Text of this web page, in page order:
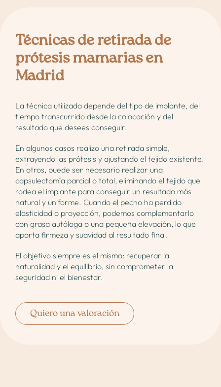
Técnicas de retirada de
prótesis mamarias en
Madrid
La técnica utilizada depende del tipo de implante, del
tiempo transcurrido desde la colocación y del
resultado que desees conseguir.
En algunos casos realizo una retirada simple,
extrayendo las prótesis y ajustando el tejido existente.
En otros, puede ser necesario realizar una
capsulectomía parcial o total, eliminando el tejido que
rodea el implante para conseguir un resultado más
natural y uniforme. Cuando el pecho ha perdido
elasticidad o proyección, podemos complementarlo
con grasa autóloga o una pequeña elevación, lo que
aporta firmeza y suavidad al resultado final.
El objetivo siempre es el mismo: recuperar la
naturalidad y el equilibrio, sin comprometer la
seguridad ni el bienestar.
Quiero una valoración